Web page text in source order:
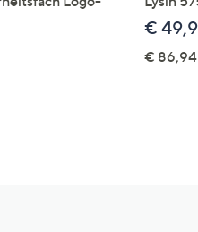
€
€ 86,94